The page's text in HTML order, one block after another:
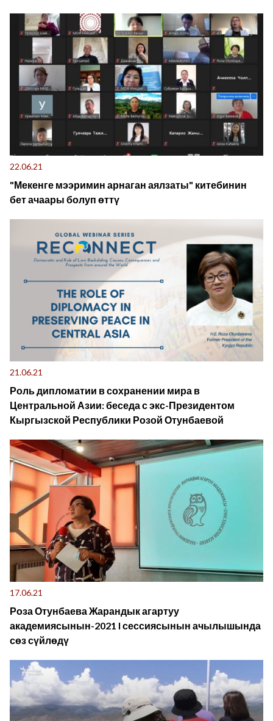
22.06.21
"Мекенге мээримин арнаган аялзаты" китебинин
бет ачаары болуп өттү
21.06.21
Роль дипломатии в сохранении мира в
Центральной Азии: беседа с экс-Президентом
Кыргызской Республики Розой Отунбаевой
17.06.21
Роза Отунбаева Жарандык агартуу
академиясынын-2021 I сессиясынын ачылышында
сөз сүйлөдү